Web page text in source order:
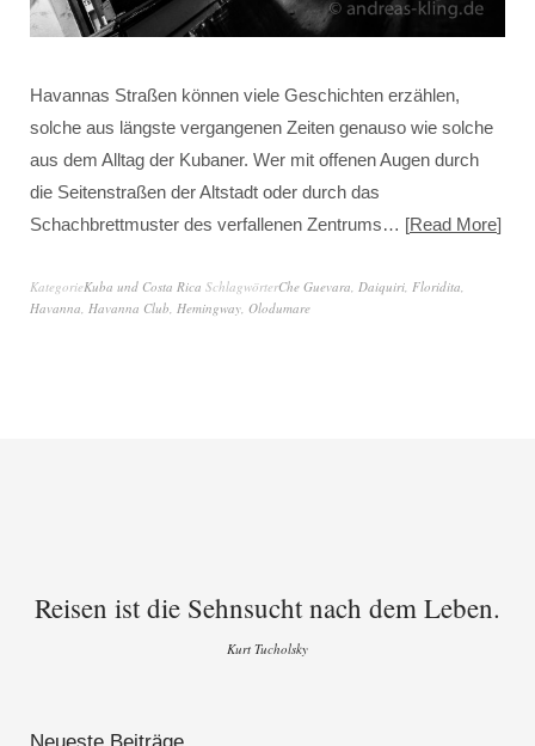
Havannas Straßen können viele Geschichten erzählen,
solche aus längste vergangenen Zeiten genauso wie solche
aus dem Alltag der Kubaner. Wer mit offenen Augen durch
die Seitenstraßen der Altstadt oder durch das
Schachbrettmuster des verfallenen Zentrums…
Read More
KategorieKuba und Costa Rica SchlagwörterChe Guevara, Daiquiri, Floridita,
Havanna, Havanna Club, Hemingway, Olodumare
Reisen ist die Sehnsucht nach dem Leben.
Kurt Tucholsky